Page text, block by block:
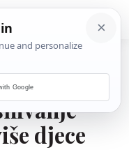
Ovo je
djece
Google